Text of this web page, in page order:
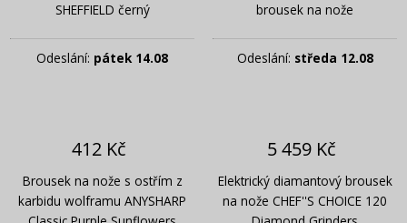
SHEFFIELD černý
Odeslání: pátek 14.08
brousek na nože
Odeslání: středa 12.08
412 Kč
Brousek na nože s ostřím z
karbidu wolframu ANYSHARP
5 459 Kč
Elektrický diamantový brousek
na nože CHEF''S CHOICE 120